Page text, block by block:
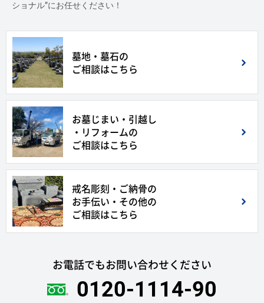
ショナル”にお任せください！
墓地・墓石の
ご相談はこちら
お墓じまい・引越し
・リフォームの
ご相談はこちら
戒名彫刻・ご納骨の
お手伝い・その他の
ご相談はこちら
お電話でもお問い合わせください
0120-1114-90